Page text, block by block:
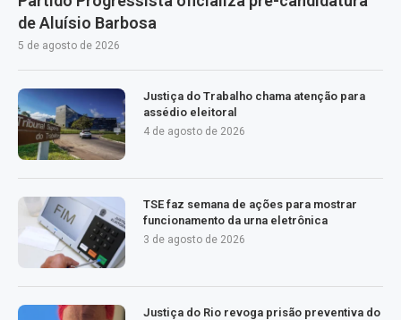
de Aluísio Barbosa
5 de agosto de 2026
Justiça do Trabalho chama atenção para
assédio eleitoral
4 de agosto de 2026
TSE faz semana de ações para mostrar
funcionamento da urna eletrônica
3 de agosto de 2026
Justiça do Rio revoga prisão preventiva do